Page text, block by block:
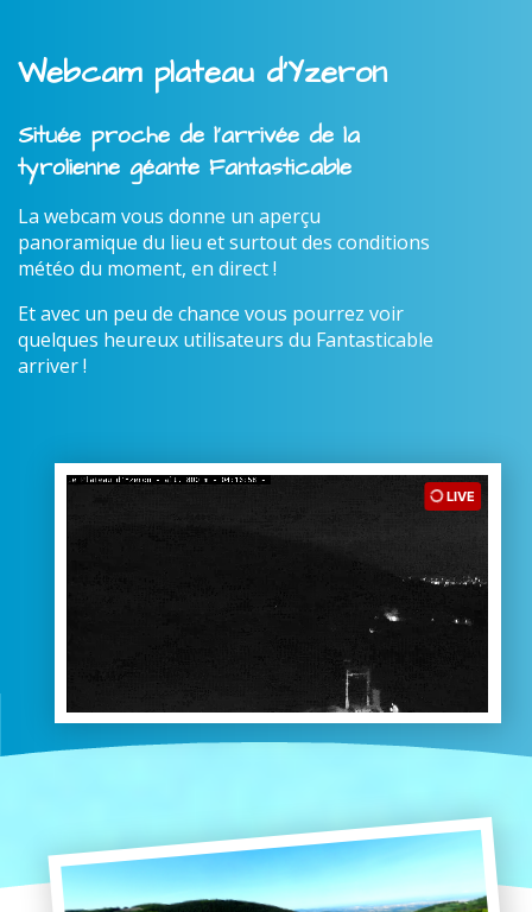
Webcam plateau d'Yzeron
Située proche de l'arrivée de la
tyrolienne géante Fantasticable
La webcam vous donne un aperçu
panoramique du lieu et surtout des conditions
météo du moment, en direct !
Et avec un peu de chance vous pourrez voir
quelques heureux utilisateurs du Fantasticable
arriver !